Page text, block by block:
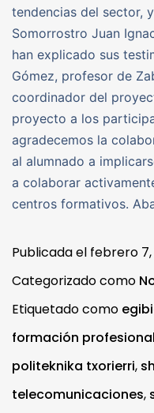
tendencias del sector,
Somorrostro Juan
han explicado sus
Gómez, profesor de
coordinador del
proyecto a los
agradecemos la
al alumnado a
a colaborar
centros formativos.
Publicada el febrero 7,
Categorizado como
Etiquetado como
formación profesional
politeknika txorierri,
telecomunicaciones,